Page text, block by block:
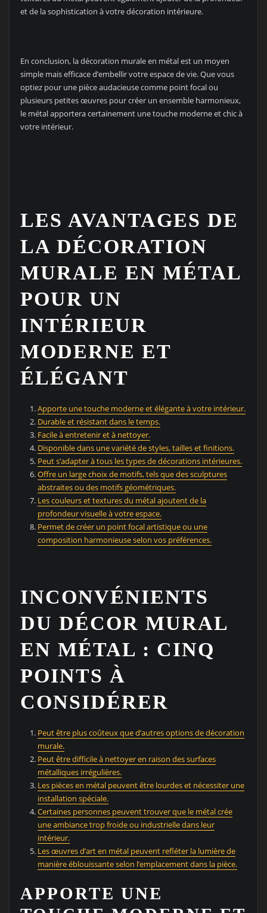
et de la sophistication à votre décoration intérieure.
En conclusion, la décoration murale en métal est un moyen
simple mais efficace d’embellir votre espace de vie. Que vous
optiez pour une pièce audacieuse comme point focal ou
plusieurs petites œuvres pour créer un ensemble harmonieux,
le métal apportera certainement une touche moderne et chic à
votre intérieur.
LES AVANTAGES DE
LA DÉCORATION
MURALE EN MÉTAL
POUR UN
INTÉRIEUR
MODERNE ET
ÉLÉGANT
Apporte une touche moderne et élégante à votre intérieur.
Durable et résistant dans le temps.
Facile à entretenir et à nettoyer.
Disponible dans une variété de styles, tailles et finitions.
Peut s’adapter à tous les types de décorations intérieures.
Offre un large choix de motifs, tels que des sculptures
abstraites ou des motifs géométriques.
Les couleurs et textures du métal ajoutent de la
profondeur visuelle à votre espace.
Permet de créer un point focal artistique ou une
composition harmonieuse selon vos préférences.
INCONVÉNIENTS
DU DÉCOR MURAL
EN MÉTAL : CINQ
POINTS À
CONSIDÉRER
Peut être plus coûteux que d’autres options de décoration
murale.
Peut être difficile à nettoyer en raison des surfaces
métalliques irrégulières.
Les pièces en métal peuvent être lourdes et nécessiter une
installation spéciale.
Certaines personnes peuvent trouver que le métal crée
une ambiance trop froide ou industrielle dans leur
intérieur.
Les œuvres d’art en métal peuvent refléter la lumière de
manière éblouissante selon l’emplacement dans la pièce.
APPORTE UNE